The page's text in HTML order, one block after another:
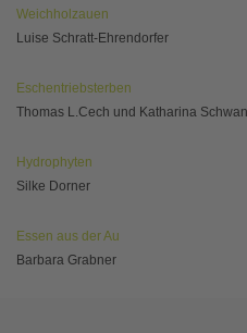
Weichholzauen
Luise Schratt-Ehrendorfer
Eschentriebsterben
Thomas L.Cech und Katharina
Hydrophyten
Silke Dorner
Essen aus der Au
Barbara Grabner